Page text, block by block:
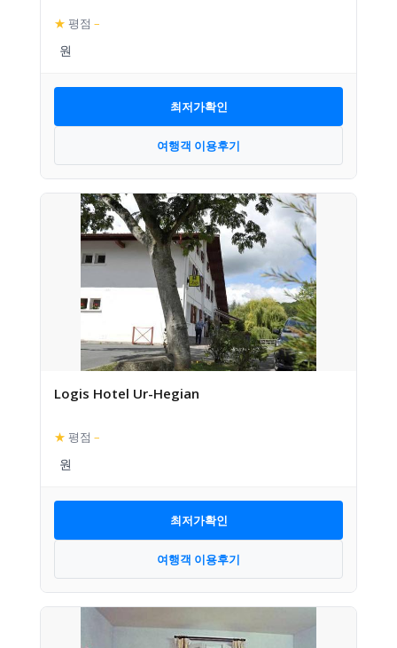
★ 평점 –
최저가확인
여행객 이용후기
Logis Hotel Ur-Hegian
★ 평점 –
최저가확인
여행객 이용후기